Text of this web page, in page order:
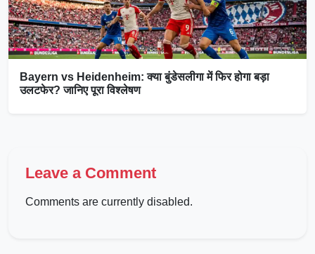
Bayern vs Heidenheim: क्या बुंडेसलीगा में फिर होगा बड़ा
उलटफेर? जानिए पूरा विश्लेषण
Leave a Comment
Comments are currently disabled.